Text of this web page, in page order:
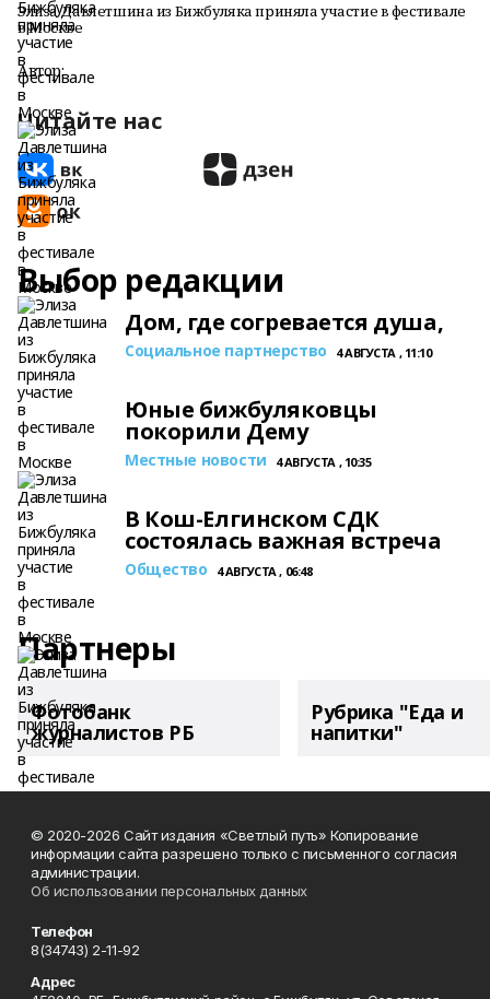
Элиза Давлетшина из Бижбуляка приняла участие в фестивале
в Москве
Автор:
Читайте нас
Выбор редакции
Дом, где согревается душа,
Социальное партнерство 4 АВГУСТА , 11:10
Юные бижбуляковцы
покорили Дему
Местные новости 4 АВГУСТА , 10:35
В Кош-Елгинском СДК
состоялась важная встреча
Общество 4 АВГУСТА , 06:48
Партнеры
Фотобанк
журналистов РБ
Рубрика "Еда и
напитки"
© 2020-2026 Сайт издания «Светлый путь» Копирование
информации сайта разрешено только с письменного согласия
администрации.
Об использовании персональных данных
Телефон
8(34743) 2-11-92
Адрес